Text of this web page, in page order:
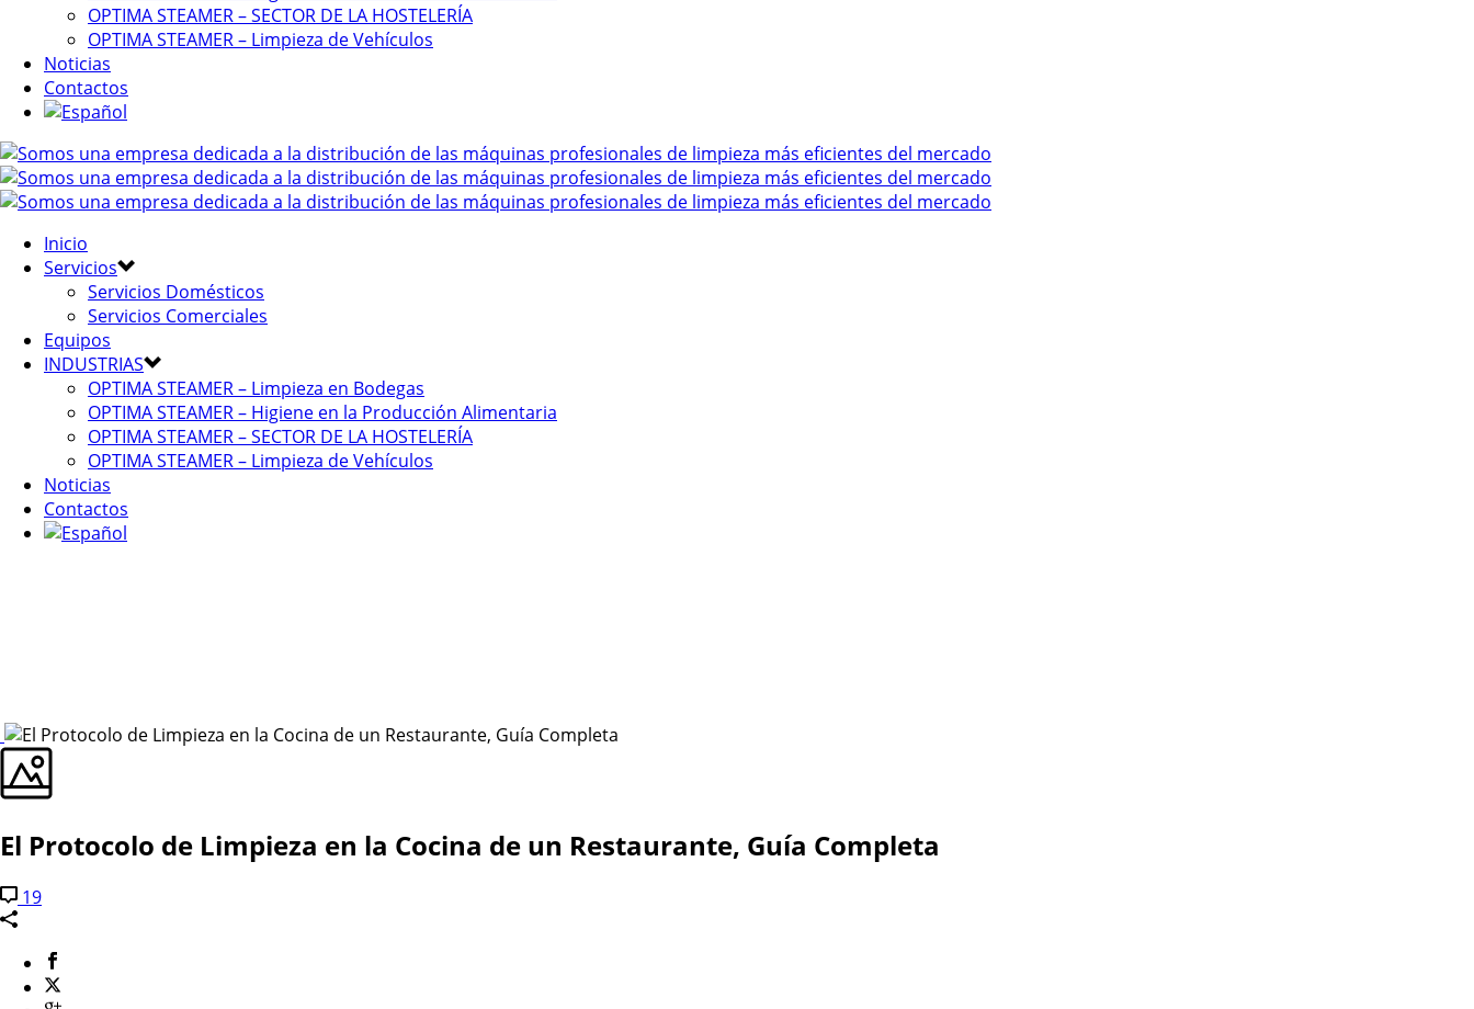
OPTIMA STEAMER – SECTOR DE LA HOSTELERÍA
OPTIMA STEAMER – Limpieza de Vehículos
Noticias
Contactos
Inicio
Servicios
Servicios Domésticos
Servicios Comerciales
Equipos
INDUSTRIAS
OPTIMA STEAMER – Limpieza en Bodegas
OPTIMA STEAMER – Higiene en la Producción Alimentaria
OPTIMA STEAMER – SECTOR DE LA HOSTELERÍA
OPTIMA STEAMER – Limpieza de Vehículos
Noticias
Contactos
El Protocolo de Limpieza en la Cocina de un Restaurante, Guía Completa
19